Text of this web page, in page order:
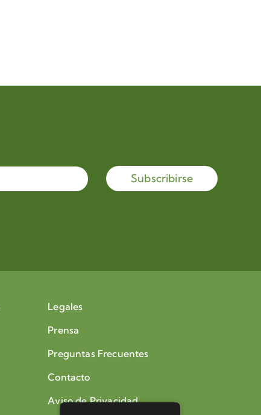
Subscribirse
Legales
Prensa
Preguntas Frecuentes
Contacto
Aviso de Privacidad